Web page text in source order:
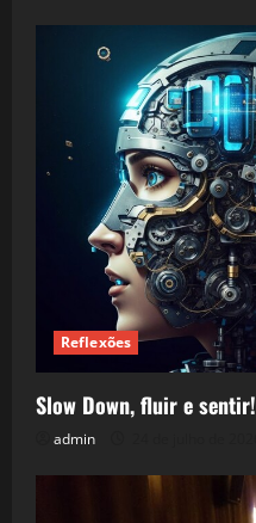
Reflexões
Slow Down, fluir e sentir!
admin